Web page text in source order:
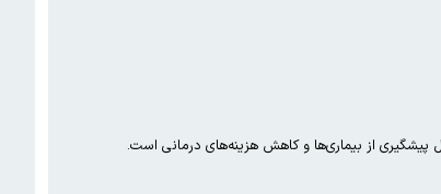
از بیماری‌ها و کاهش هزینه‌های درمانی است.